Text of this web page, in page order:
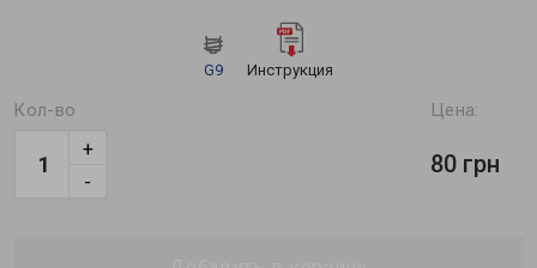
G9 Инструкция
Кол-во
-
+
Цена:
80 грн